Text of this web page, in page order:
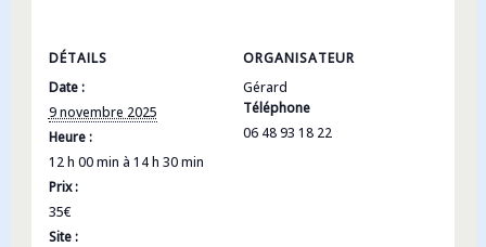
DÉTAILS
Date :
9 novembre 2025
Heure :
12 h 00 min à 14 h 30 min
Prix :
35€
Site :
ORGANISATEUR
Gérard
Téléphone
06 48 93 18 22